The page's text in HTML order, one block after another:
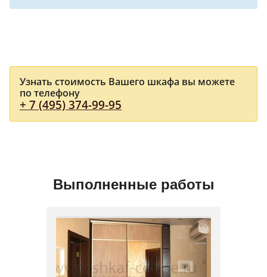
Узнать стоимость Вашего шкафа вы можете
по телефону
+ 7 (495) 374-99-95
Выполненные работы